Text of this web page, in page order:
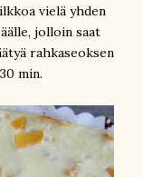
vielä yhden
jolloin saat
rahkaseoksen
min.